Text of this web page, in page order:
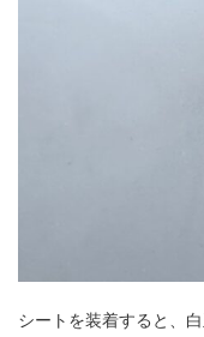
シートを装着すると、